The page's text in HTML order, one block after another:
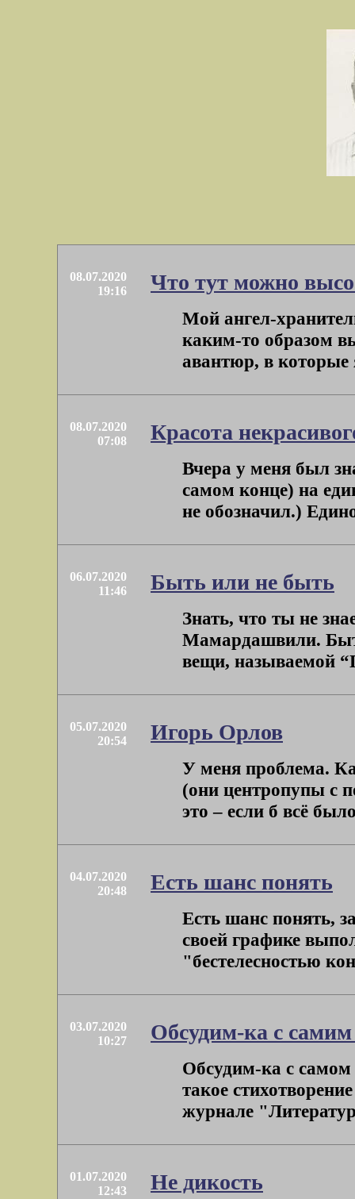
08.07.2020
19:16
Что тут можно
Мой ангел-
каким-то образом
авантюр, в которые
08.07.2020
07:08
Красота
Вчера у меня был
самом конце) на
не обозначил.)
06.07.2020
11:46
Быть или не быть
Знать, что ты не
Мамардашвили.
вещи, называемой
05.07.2020
20:54
Игорь Орлов
У меня проблема.
(они центропупы с
это – если б всё
04.07.2020
20:48
Есть шанс понять
Есть шанс понять,
своей графике
"бестелесностью
03.07.2020
10:27
Обсудим-ка с самим
Обсудим-ка с самом
такое
журнале
01.07.2020
12:43
Не дикость